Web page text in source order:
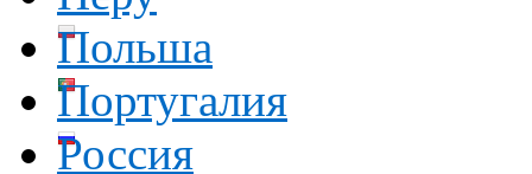
Польша
Португалия
Россия